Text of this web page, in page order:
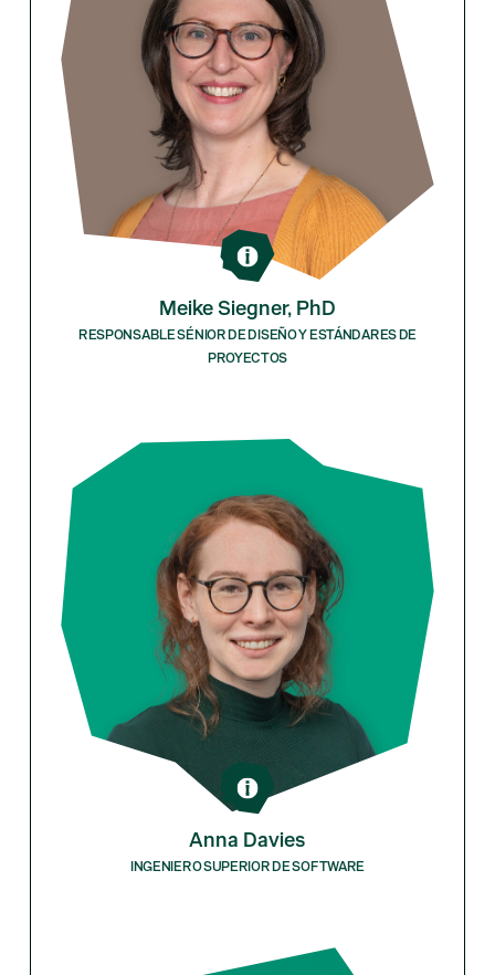
Meike Siegner, PhD
RESPONSABLE SÉNIOR DE DISEÑO Y ESTÁNDARES DE
PROYECTOS
Anna Davies
INGENIERO SUPERIOR DE SOFTWARE